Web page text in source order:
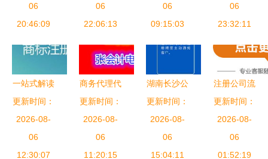
代理记账与
代办服务深
06
20:46:09
申请#发明
专利代办哪
咨询:13
06
22:06:13
专业商务代
理一站式服
06
09:15:03
代理代办服
务让企业退
06
23:32:11
一站式解读
代办北京民
非企业的商
务代理代办
服务
更新时间：
2026-08-
06
12:30:07
商务代理代
办服务 企
业高效运作
的隐形引擎
更新时间：
2026-08-
06
11:20:15
湖南长沙公
司注册代办
湖南长沙工
商注册代办
湖南长沙代
更新时间：
2026-08-
06
15:04:11
注册公司流
程与商务代
理代办服务
优势详解
更新时间：
2026-08-
06
01:52:19